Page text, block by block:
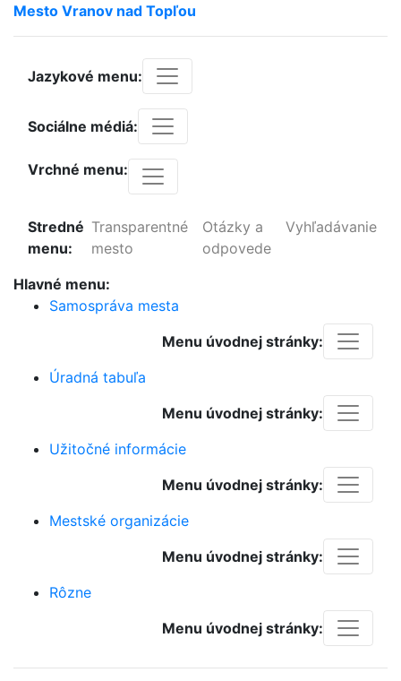
Mesto Vranov nad Topľou
Jazykové menu:
Sociálne médiá:
Vrchné menu:
Stredné
menu:
Transparentné
mesto
Otázky a
odpovede
Vyhľadávanie
Hlavné menu:
Samospráva mesta
Menu úvodnej stránky:
Úradná tabuľa
Menu úvodnej stránky:
Užitočné informácie
Menu úvodnej stránky:
Mestské organizácie
Menu úvodnej stránky:
Rôzne
Menu úvodnej stránky: